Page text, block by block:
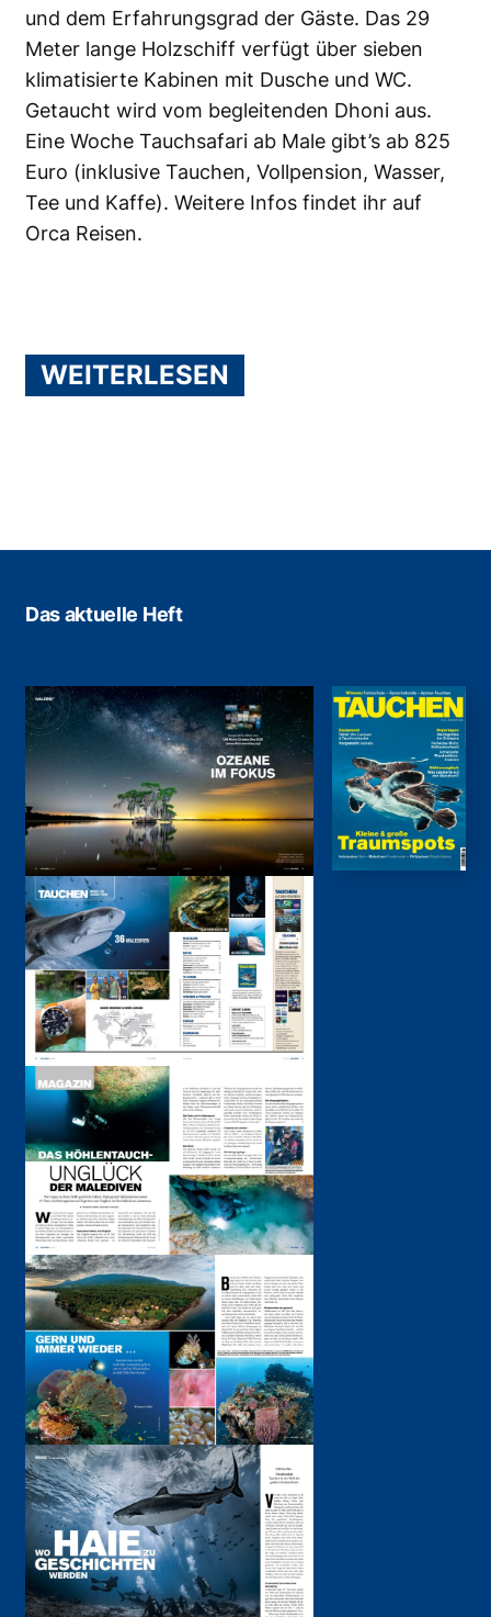
und dem Erfahrungsgrad der Gäste. Das 29
Meter lange Holzschiff verfügt über sieben
klimatisierte Kabinen mit Dusche und WC.
Getaucht wird vom begleitenden Dhoni aus.
Eine Woche Tauchsafari ab Male gibt’s ab 825
Euro (inklusive Tauchen, Vollpension, Wasser,
Tee und Kaffe). Weitere Infos findet ihr auf
Orca Reisen.
WEITERLESEN
Das aktuelle Heft